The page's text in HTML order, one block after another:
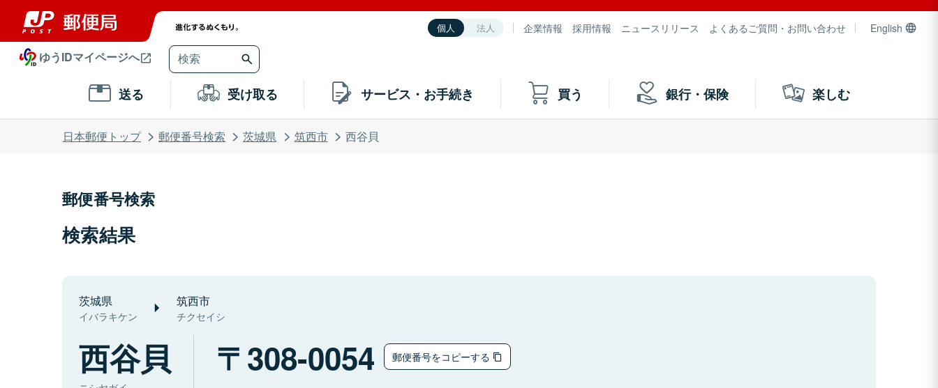
個人 法人 企業情報 採用情報 ニュースリリース よくあるご質問・お問い合わせ English
ゆうIDマイページへ
送る 受け取る サービス・お手続き 買う 銀行・保険 楽しむ
日本郵便トップ 郵便番号検索 茨城県 筑西市 西谷貝
郵便番号検索
検索結果
茨城県
イバラキケン
筑西市
チクセイシ
西谷貝 308-0054 郵便番号をコピーする